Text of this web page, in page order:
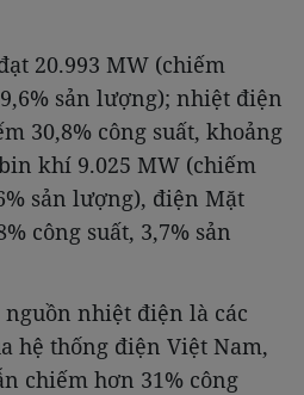
20.993 MW (chiếm
sản lượng); nhiệt điện
30,8% công suất, khoảng
khí 9.025 MW (chiếm
sản lượng), điện Mặt
công suất, 3,7% sản
nguồn nhiệt điện là các
hệ thống điện Việt Nam,
chiếm hơn 31% công